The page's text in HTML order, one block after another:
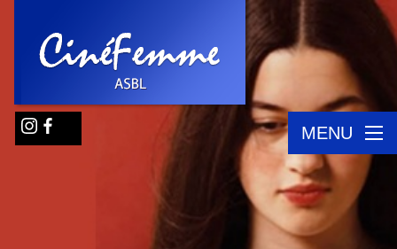
MENU